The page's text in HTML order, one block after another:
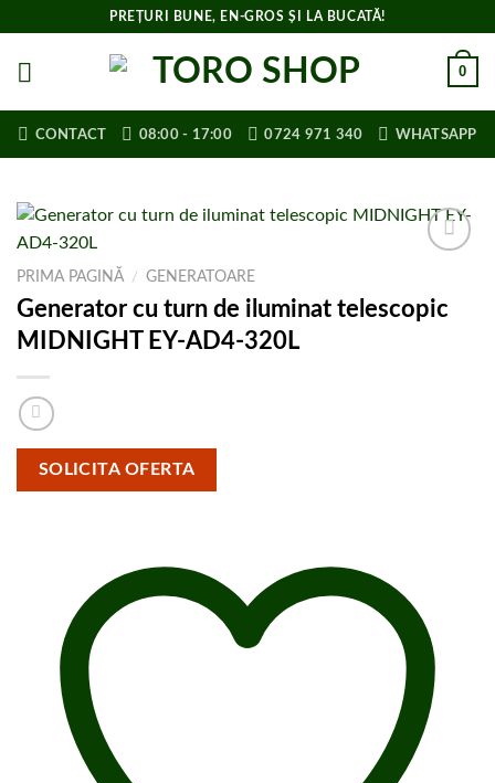
content
PREȚURI BUNE, EN-GROS ȘI LA BUCATĂ!
0
CONTACT 08:00 - 17:00 0724 971 340 WHATSAPP
cumpărături
PRIMA PAGINĂ / GENERATOARE
Generator cu turn de iluminat telescopic
MIDNIGHT EY-AD4-320L
SOLICITA OFERTA